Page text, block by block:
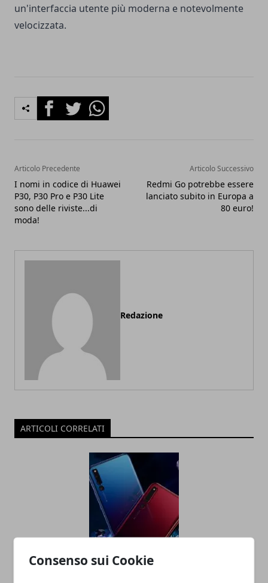
Consenso sui Cookie
un'interfaccia utente più moderna e notevolmente
velocizzata.
FacebookTwitterWhatsapp
Articolo Precedente
I nomi in codice di Huawei
P30, P30 Pro e P30 Lite
sono delle riviste...di
moda!
Articolo Successivo
Redmi Go potrebbe essere
lanciato subito in Europa a
80 euro!
Redazione
ARTICOLI CORRELATI
Honor Magic 2 3D sarà ufficiale il